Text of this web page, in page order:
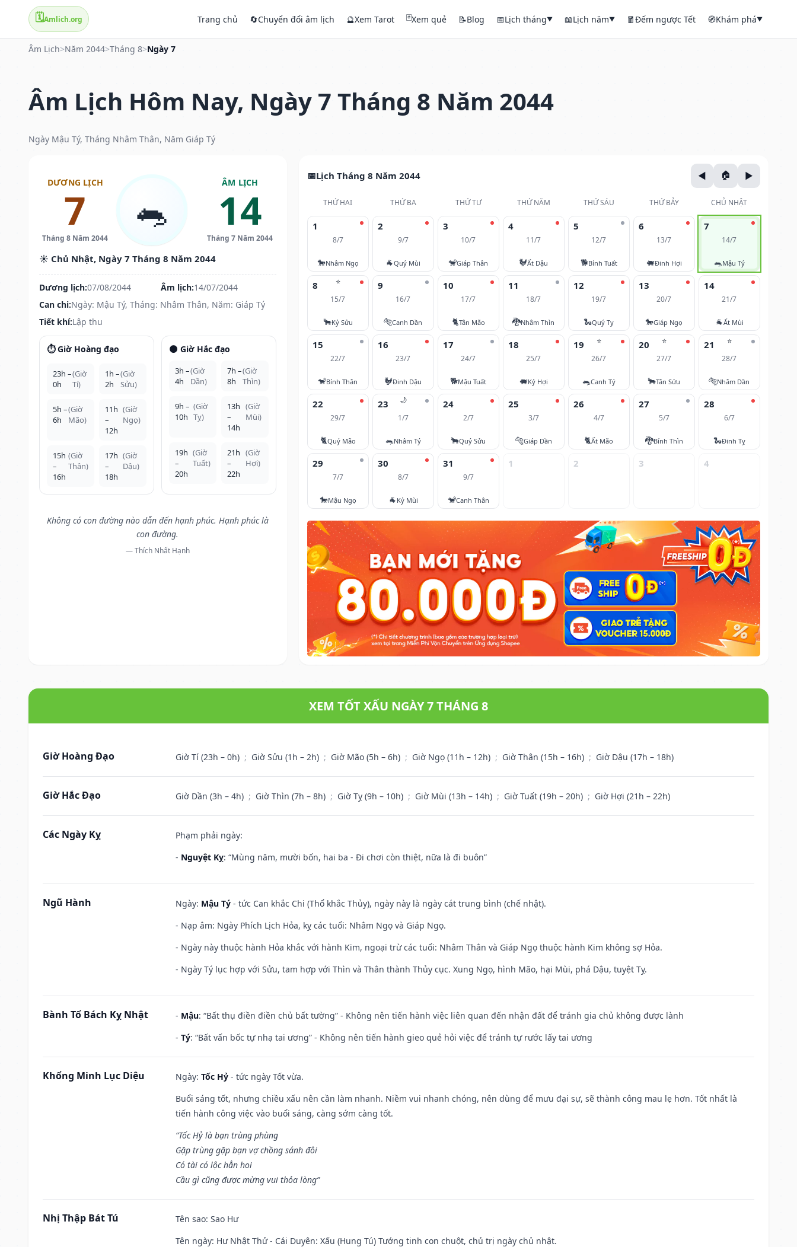
🗓️Amlich.org Trang chủ 🔄Chuyển đổi âm lịch 🔮Xem Tarot 🃏Xem quẻ 📝Blog 📅Lịch tháng▼ 📖Lịch năm▼ 🧧Đếm ngược Tết 🧭Khám phá▼
Âm Lịch>Năm 2044>Tháng 8>Ngày 7
Âm Lịch Hôm Nay, Ngày 7 Tháng 8 Năm 2044
Ngày Mậu Tý, Tháng Nhâm Thân, Năm Giáp Tý
DƯƠNG LỊCH
7
Tháng 8 Năm 2044
🐀
ÂM LỊCH
14
Tháng 7 Năm 2044
☀️ Chủ Nhật, Ngày 7 Tháng 8 Năm 2044
Dương lịch:07/08/2044 Âm lịch:14/07/2044
Can chi:Ngày: Mậu Tý, Tháng: Nhâm Thân, Năm: Giáp Tý
Tiết khí:Lập thu
⏱️ Giờ Hoàng đạo
23h –
0h
(Giờ
Tí)
1h –
2h
(Giờ
Sửu)
5h –
6h
(Giờ
Mão)
11h
–
12h
(Giờ
Ngọ)
15h
–
16h
(Giờ
Thân)
17h
–
18h
(Giờ
Dậu)
🌑 Giờ Hắc đạo
3h –
4h
(Giờ
Dần)
7h –
8h
(Giờ
Thìn)
9h –
10h
(Giờ
Tỵ)
13h
–
14h
(Giờ
Mùi)
19h
–
20h
(Giờ
Tuất)
21h
–
22h
(Giờ
Hợi)
Không có con đường nào dẫn đến hạnh phúc. Hạnh phúc là
con đường.
— Thích Nhất Hạnh
Lịch Tháng 8 Năm 2044
THỨ HAI THỨ BA THỨ TƯ THỨ NĂM THỨ SÁU THỨ BẢY CHỦ NHẬT
1
8/7
🐎Nhâm Ngọ
2
9/7
🐐Quý Mùi
3
10/7
🐒Giáp Thân
4
11/7
🐓Ất Dậu
5
12/7
🐕Bính Tuất
6
13/7
🐖Đinh Hợi
7
14/7
🐀Mậu Tý
⭐
8
15/7
🐂Kỷ Sửu
9
16/7
🐅Canh Dần
10
17/7
🐈Tân Mão
11
18/7
🐉Nhâm Thìn
12
19/7
🐍Quý Tỵ
13
20/7
🐎Giáp Ngọ
14
21/7
🐐Ất Mùi
15
22/7
🐒Bính Thân
16
23/7
🐓Đinh Dậu
17
24/7
🐕Mậu Tuất
18
25/7
🐖Kỷ Hợi
⭐
19
26/7
🐀Canh Tý
⭐
20
27/7
🐂Tân Sửu
⭐
21
28/7
🐅Nhâm Dần
22
29/7
🐈Quý Mão
🌙
23
1/7
🐀Nhâm Tý
24
2/7
🐂Quý Sửu
25
3/7
🐅Giáp Dần
26
4/7
🐈Ất Mão
27
5/7
🐉Bính Thìn
28
6/7
🐍Đinh Tỵ
29
7/7
🐎Mậu Ngọ
30
8/7
🐐 Kỷ Mùi
31
9/7
🐒Canh Thân
1 2 3 4
XEM TỐT XẤU NGÀY 7 THÁNG 8
Giờ Hoàng Đạo Giờ Tí (23h – 0h) ; Giờ Sửu (1h – 2h) ; Giờ Mão (5h – 6h) ; Giờ Ngọ (11h – 12h) ; Giờ Thân (15h – 16h) ; Giờ Dậu (17h – 18h)
Giờ Hắc Đạo Giờ Dần (3h – 4h) ; Giờ Thìn (7h – 8h) ; Giờ Tỵ (9h – 10h) ; Giờ Mùi (13h – 14h) ; Giờ Tuất (19h – 20h) ; Giờ Hợi (21h – 22h)
Các Ngày Kỵ
Phạm phải ngày:
- Nguyệt Kỵ: “Mùng năm, mười bốn, hai ba - Đi chơi còn thiệt, nữa là đi buôn”
Ngũ Hành Ngày: Mậu Tý - tức Can khắc Chi (Thổ khắc Thủy), ngày này là ngày cát trung bình (chế nhật).
- Nạp âm: Ngày Phích Lịch Hỏa, kỵ các tuổi: Nhâm Ngọ và Giáp Ngọ.
- Ngày này thuộc hành Hỏa khắc với hành Kim, ngoại trừ các tuổi: Nhâm Thân và Giáp Ngọ thuộc hành Kim không sợ Hỏa.
- Ngày Tý lục hợp với Sửu, tam hợp với Thìn và Thân thành Thủy cục. Xung Ngọ, hình Mão, hại Mùi, phá Dậu, tuyệt Tỵ.
Bành Tổ Bách Kỵ Nhật - Mậu: “Bất thụ điền điền chủ bất tường” - Không nên tiến hành việc liên quan đến nhận đất để tránh gia chủ không được lành
- Tý: “Bất vấn bốc tự nhạ tai ương” - Không nên tiến hành gieo quẻ hỏi việc để tránh tự rước lấy tai ương
Khổng Minh Lục Diệu Ngày: Tốc Hỷ - tức ngày Tốt vừa.
Buổi sáng tốt, nhưng chiều xấu nên cần làm nhanh. Niềm vui nhanh chóng, nên dùng để mưu đại sự, sẽ thành công mau lẹ hơn. Tốt nhất là
tiến hành công việc vào buổi sáng, càng sớm càng tốt.
“Tốc Hỷ là bạn trùng phùng
Gặp trùng gặp bạn vợ chồng sánh đôi
Có tài có lộc hẳn hoi
Cầu gì cũng được mừng vui thỏa lòng”
Nhị Thập Bát Tú Tên sao: Sao Hư
Tên ngày: Hư Nhật Thử - Cái Duyên: Xấu (Hung Tú) Tướng tinh con chuột, chủ trị ngày chủ nhật.